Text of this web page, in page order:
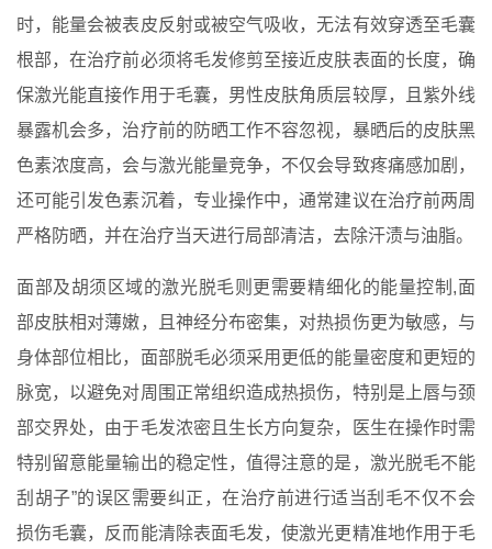
时，能量会被表皮反射或被空气吸收，无法有效穿透至毛囊
根部，在治疗前必须将毛发修剪至接近皮肤表面的长度，确
保激光能直接作用于毛囊，男性皮肤角质层较厚，且紫外线
暴露机会多，治疗前的防晒工作不容忽视，暴晒后的皮肤黑
色素浓度高，会与激光能量竞争，不仅会导致疼痛感加剧，
还可能引发色素沉着，专业操作中，通常建议在治疗前两周
严格防晒，并在治疗当天进行局部清洁，去除汗渍与油脂。
面部及胡须区域的激光脱毛则更需要精细化的能量控制,面
部皮肤相对薄嫩，且神经分布密集，对热损伤更为敏感，与
身体部位相比，面部脱毛必须采用更低的能量密度和更短的
脉宽，以避免对周围正常组织造成热损伤，特别是上唇与颈
部交界处，由于毛发浓密且生长方向复杂，医生在操作时需
特别留意能量输出的稳定性，值得注意的是，激光脱毛不能
刮胡子”的误区需要纠正，在治疗前进行适当刮毛不仅不会
损伤毛囊，反而能清除表面毛发，使激光更精准地作用于毛